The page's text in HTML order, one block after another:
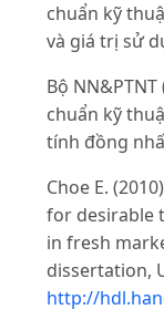
chuẩn kỹ
và giá trị sử
Bộ
chuẩn kỹ
tính đồng
Choe E.
for desirable
in fresh
dissertation,
http://